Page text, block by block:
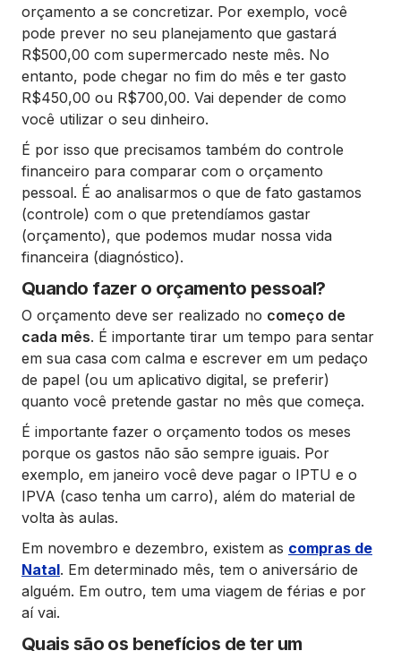
orçamento a se concretizar. Por exemplo, você
pode prever no seu planejamento que gastará
R$500,00 com supermercado neste mês. No
entanto, pode chegar no fim do mês e ter gasto
R$450,00 ou R$700,00. Vai depender de como
você utilizar o seu dinheiro.
É por isso que precisamos também do controle
financeiro para comparar com o orçamento
pessoal. É ao analisarmos o que de fato gastamos
(controle) com o que pretendíamos gastar
(orçamento), que podemos mudar nossa vida
financeira (diagnóstico).
Quando fazer o orçamento pessoal?
O orçamento deve ser realizado no começo de
cada mês. É importante tirar um tempo para sentar
em sua casa com calma e escrever em um pedaço
de papel (ou um aplicativo digital, se preferir)
quanto você pretende gastar no mês que começa.
É importante fazer o orçamento todos os meses
porque os gastos não são sempre iguais. Por
exemplo, em janeiro você deve pagar o IPTU e o
IPVA (caso tenha um carro), além do material de
volta às aulas.
Em novembro e dezembro, existem as compras de
Natal. Em determinado mês, tem o aniversário de
alguém. Em outro, tem uma viagem de férias e por
aí vai.
Quais são os benefícios de ter um